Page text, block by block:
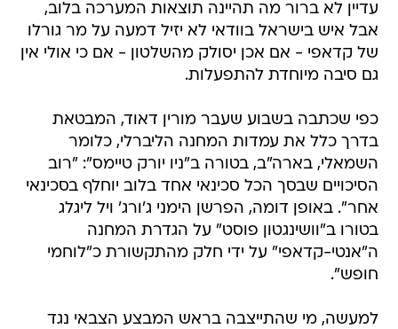
עדיין לא ברור מה תהיינה תוצאות המערכה בלוב,
אבל איש בישראל בוודאי לא יזיל דמעה על מר גורלו
של קדאפי - אם אכן יסולק מהשלטון - אם כי אולי אין
גם סיבה מיוחדת להתפעלות.
כפי שכתבה בשבוע שעבר מורין דאוד, המבטאת
בדרך כלל את עמדות המחנה הליברלי, כלומר
השמאלי, בארה"ב, בטורה ב"ניו יורק טיימס": "רוב
הסיכויים שבסך הכל סכינאי אחד בלוב יוחלף בסכינאי
אחר". באופן דומה, הפרשן הימני ג'ורג' ויל ליגלג
בטורו ב"וושינגטון פוסט" על הגדרת המחנה
ה"אנטי-קדאפי" על ידי חלק מהתקשורת כ"לוחמי
חופש".
למעשה, מי שהתייצבה בראש המבצע הצבאי נגד